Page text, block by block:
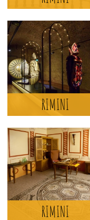
RIMINI
MUSEO DEGLI
(OF INSIGHTS),
RIMINI
RIMINI
MORE >
RIMINI
PALAZZI
RIMINI
RIMINI
MORE >